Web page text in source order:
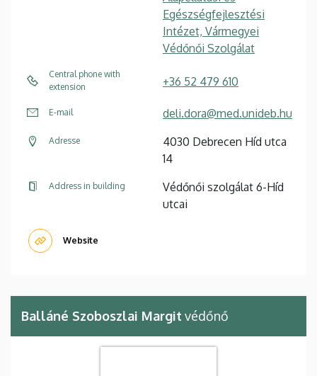
Egészségfejlesztési
Intézet, Vármegyei
Védőnői Szolgálat
Central phone with
extension
+36 52 479 610
E-mail deli.dora@med.unideb.hu
Adresse
4030 Debrecen Híd utca
14
Address in building
Védőnői szolgálat 6-Híd
utcai
Website
Balláné Szoboszlai Margit védőnő